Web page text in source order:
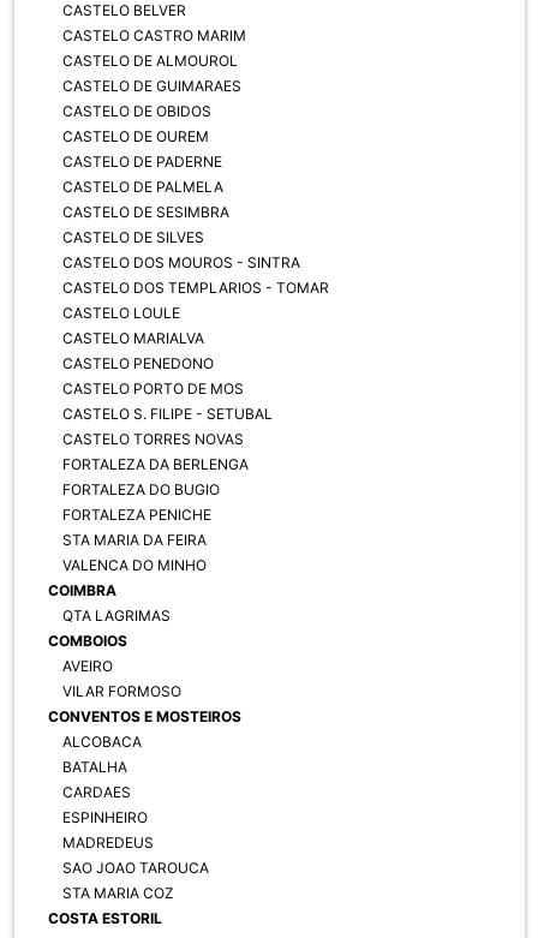
CASTELO BELVER
CASTELO CASTRO MARIM
CASTELO DE ALMOUROL
CASTELO DE GUIMARAES
CASTELO DE OBIDOS
CASTELO DE OUREM
CASTELO DE PADERNE
CASTELO DE PALMELA
CASTELO DE SESIMBRA
CASTELO DE SILVES
CASTELO DOS MOUROS - SINTRA
CASTELO DOS TEMPLARIOS - TOMAR
CASTELO LOULE
CASTELO MARIALVA
CASTELO PENEDONO
CASTELO PORTO DE MOS
CASTELO S. FILIPE - SETUBAL
CASTELO TORRES NOVAS
FORTALEZA DA BERLENGA
FORTALEZA DO BUGIO
FORTALEZA PENICHE
STA MARIA DA FEIRA
VALENCA DO MINHO
COIMBRA
QTA LAGRIMAS
COMBOIOS
AVEIRO
VILAR FORMOSO
CONVENTOS E MOSTEIROS
ALCOBACA
BATALHA
CARDAES
ESPINHEIRO
MADREDEUS
SAO JOAO TAROUCA
STA MARIA COZ
COSTA ESTORIL